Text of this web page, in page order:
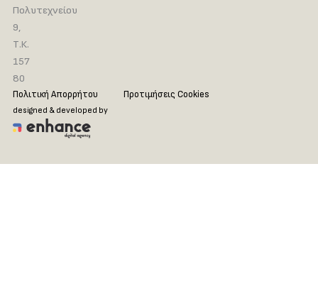
Πολυτεχνείου
9,
Τ.Κ.
157
80
Πολιτική Απορρήτου Προτιμήσεις Cookies
designed & developed by